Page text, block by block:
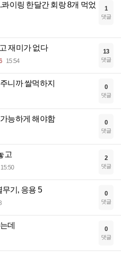
이링 한달간 회랑 8개 먹었
1
댓글
재미가 없다
15:54
13
댓글
니까 쌀먹하지 0
댓글
능하게 해야함 0
댓글
고
15:50
2
댓글
무기, 응용 5 0
댓글
데 0
댓글